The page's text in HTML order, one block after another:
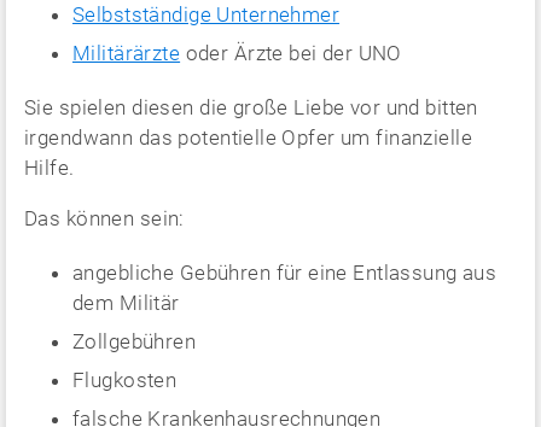
Selbstständige Unternehmer
Militärärzte oder Ärzte bei der UNO
Sie spielen diesen die große Liebe vor und bitten
irgendwann das potentielle Opfer um finanzielle
Hilfe.
Das können sein:
angebliche Gebühren für eine Entlassung aus
dem Militär
Zollgebühren
Flugkosten
falsche Krankenhausrechnungen